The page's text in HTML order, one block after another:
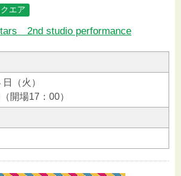
エア
2nd studio performance
（火）
開場17：00）